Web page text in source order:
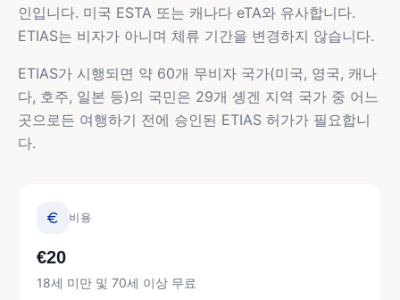
인입니다. 미국 ESTA 또는 캐나다 eTA와 유사합니다.
ETIAS는 비자가 아니며 체류 기간을 변경하지 않습니다.
ETIAS가 시행되면 약 60개 무비자 국가(미국, 영국, 캐나
다, 호주, 일본 등)의 국민은 29개 솅겐 지역 국가 중 어느
곳으로든 여행하기 전에 승인된 ETIAS 허가가 필요합니
다.
비용
€20
18세 미만 및 70세 이상 무료